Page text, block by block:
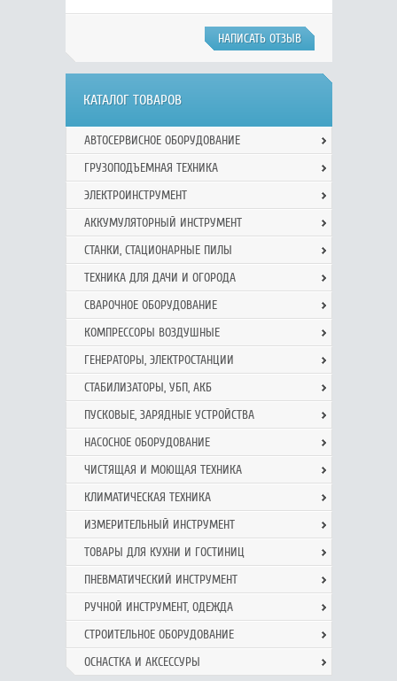
НАПИСАТЬ ОТЗЫВ
КАТАЛОГ ТОВАРОВ
АВТОСЕРВИСНОЕ ОБОРУДОВАНИЕ
ГРУЗОПОДЪЕМНАЯ ТЕХНИКА
ЭЛЕКТРОИНСТРУМЕНТ
АККУМУЛЯТОРНЫЙ ИНСТРУМЕНТ
СТАНКИ, СТАЦИОНАРНЫЕ ПИЛЫ
ТЕХНИКА ДЛЯ ДАЧИ И ОГОРОДА
СВАРОЧНОЕ ОБОРУДОВАНИЕ
КОМПРЕССОРЫ ВОЗДУШНЫЕ
ГЕНЕРАТОРЫ, ЭЛЕКТРОСТАНЦИИ
СТАБИЛИЗАТОРЫ, УБП, АКБ
ПУСКОВЫЕ, ЗАРЯДНЫЕ УСТРОЙСТВА
НАСОСНОЕ ОБОРУДОВАНИЕ
ЧИСТЯЩАЯ И МОЮЩАЯ ТЕХНИКА
КЛИМАТИЧЕСКАЯ ТЕХНИКА
ИЗМЕРИТЕЛЬНЫЙ ИНСТРУМЕНТ
ТОВАРЫ ДЛЯ КУХНИ И ГОСТИНИЦ
ПНЕВМАТИЧЕСКИЙ ИНСТРУМЕНТ
РУЧНОЙ ИНCТРУМЕНТ, ОДЕЖДА
СТРОИТЕЛЬНОЕ ОБОРУДОВАНИЕ
ОСНАСТКА И АКСЕССУРЫ